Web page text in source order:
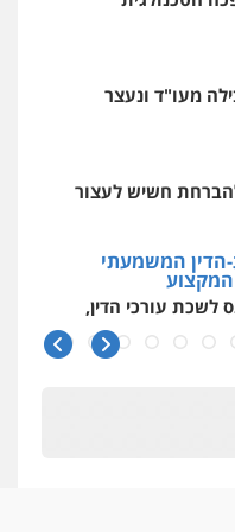
מעו"ד ונעצר
חשיש לעצור
הדין המשמעתי
המקצוע
לשכת עורכי הדין,